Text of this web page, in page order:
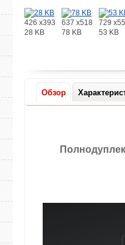
426 x393
28 KB
637 x518
78 KB
729
53 KB
Обзор